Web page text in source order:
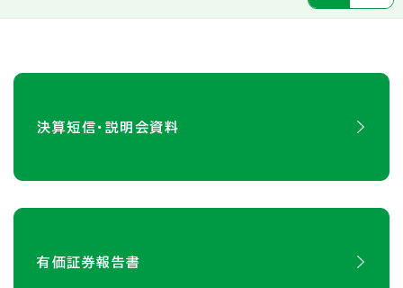
決算短信・説明会資料
有価証券報告書